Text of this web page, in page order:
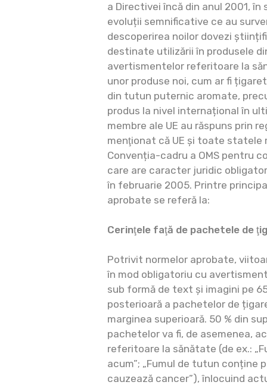
a Directivei încă din anul 2001, în
evoluții semnificative ce au
descoperirea noilor dovezi
destinate utilizării în produsele
avertismentelor referitoare la
unor produse noi, cum ar fi
din tutun puternic aromate,
produs la nivel internațional în
membre ale UE au răspuns prin
menţionat că UE și toate statele
Convenția-cadru a OMS pentru
care are caracter juridic
în februarie 2005. Printre
aprobate se referă la:
Cerinţele faţă de pachetele de
Potrivit normelor aprobate,
în mod obligatoriu cu
sub formă de text și imagini pe
posterioară a pachetelor de
marginea superioară. 50 % din
pachetelor va fi, de asemenea,
referitoare la sănătate (de ex.:
acum”; „Fumul de tutun conține
cauzează cancer”), înlocuind